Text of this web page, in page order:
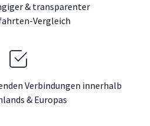
& transparenter
Vergleich
Verbindungen innerhalb
& Europas